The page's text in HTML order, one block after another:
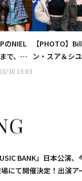
のNIEL
で、ミ
レンド」
30 15:03
【PHOTO】
ン・スア＆シ
9出身イ・ソ
BANK」日本公演
にて開催決定！出演ア